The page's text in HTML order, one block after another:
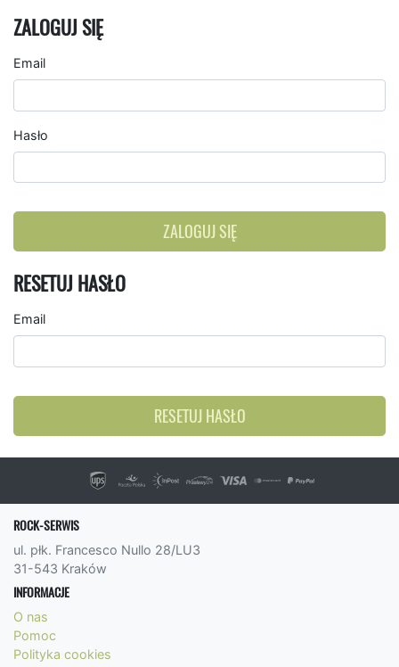
ZALOGUJ SIĘ
Email
Hasło
ZALOGUJ SIĘ
RESETUJ HASŁO
Email
RESETUJ HASŁO
ROCK-SERWIS
ul. płk. Francesco Nullo 28/LU3
31-543 Kraków
INFORMACJE
O nas
Pomoc
Polityka cookies